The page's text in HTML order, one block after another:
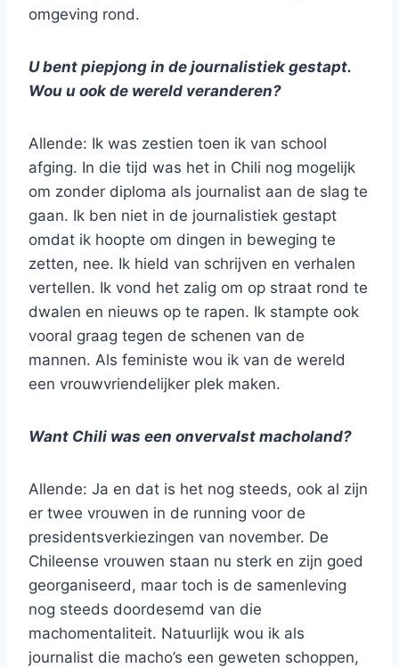
omgeving rond.
U bent piepjong in de journalistiek gestapt.
Wou u ook de wereld veranderen?
Allende: Ik was zestien toen ik van school
afging. In die tijd was het in Chili nog mogelijk
om zonder diploma als journalist aan de slag te
gaan. Ik ben niet in de journalistiek gestapt
omdat ik hoopte om dingen in beweging te
zetten, nee. Ik hield van schrijven en verhalen
vertellen. Ik vond het zalig om op straat rond te
dwalen en nieuws op te rapen. Ik stampte ook
vooral graag tegen de schenen van de
mannen. Als feministe wou ik van de wereld
een vrouwvriendelijker plek maken.
Want Chili was een onvervalst macholand?
Allende: Ja en dat is het nog steeds, ook al zijn
er twee vrouwen in de running voor de
presidentsverkiezingen van november. De
Chileense vrouwen staan nu sterk en zijn goed
georganiseerd, maar toch is de samenleving
nog steeds doordesemd van die
machomentaliteit. Natuurlijk wou ik als
journalist die macho’s een geweten schoppen,